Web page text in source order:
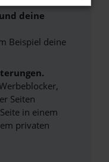
deine
Beispiel deine
Seiten
in einem
privaten